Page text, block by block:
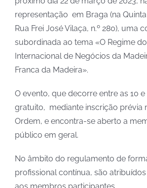
representação em Braga (na
Rua Frei José Vilaça, n.º 280), uma
subordinada ao tema «O Regime
Internacional de Negócios da
Franca da Madeira».
O evento, que decorre entre as 10 e
gratuito, mediante inscrição prévia
Ordem, e encontra-se aberto a
público em geral.
No âmbito do regulamento de
profissional contínua, são
aos membros participantes.